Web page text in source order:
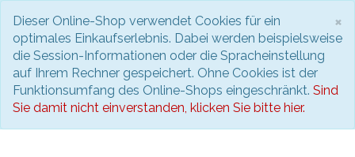
×
Dieser Online-Shop verwendet Cookies für ein
optimales Einkaufserlebnis. Dabei werden beispielsweise
die Session-Informationen oder die Spracheinstellung
auf Ihrem Rechner gespeichert. Ohne Cookies ist der
Funktionsumfang des Online-Shops eingeschränkt. Sind
Sie damit nicht einverstanden, klicken Sie bitte hier.